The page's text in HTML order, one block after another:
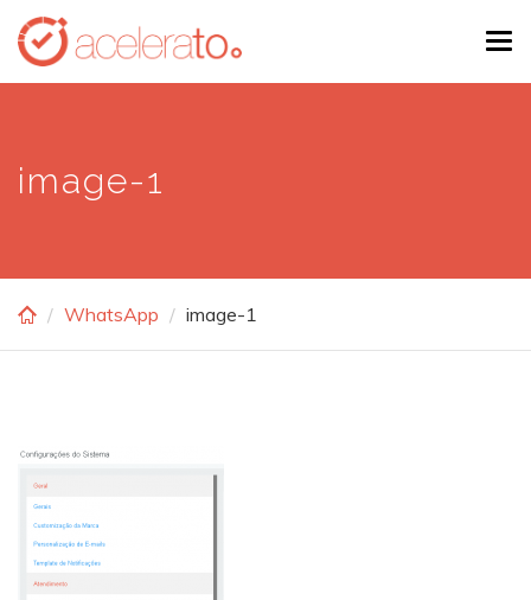
Skip
main
image-1
WhatsApp image-1